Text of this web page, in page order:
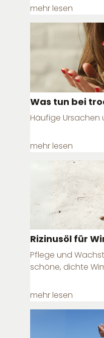
mehr lesen
Was tun bei
Häufige Ursachen
mehr lesen
Rizinusöl für
Pflege und
schöne, dichte
mehr lesen